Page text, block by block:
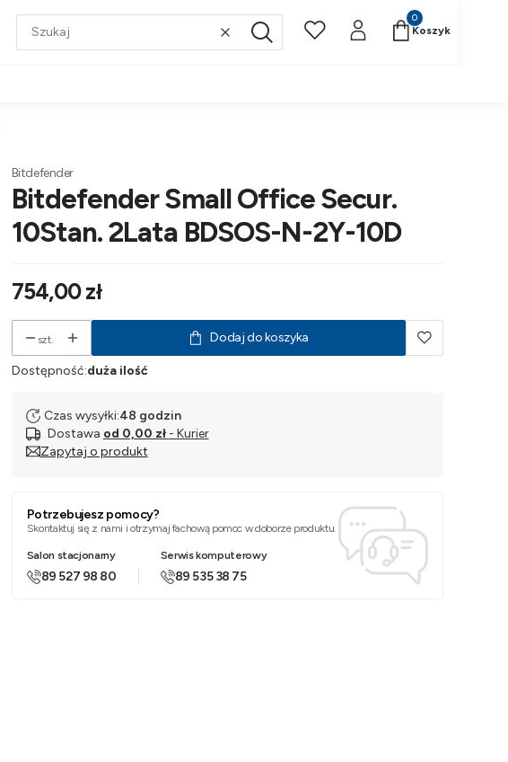
WyczyśćSzukaj
Produkty w
Koszyk
Bitdefender
Bitdefender Small Office Secur.
10Stan. 2Lata BDSOS-N-2Y-10D
Cena
754,00 zł
szt. Dodaj do koszyka
Dostępność:duża ilość
Czas wysyłki:48 godzin
Dostawa od 0,00 zł - Kurier
Zapytaj o produkt
Potrzebujesz pomocy?
Skontaktuj się z nami i otrzymaj fachową pomoc w doborze produktu.
Salon stacjonarny
89 527 98 80
Serwis komputerowy
89 535 38 75